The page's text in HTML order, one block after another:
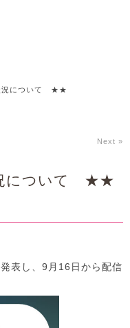
について ★★
Next »
について ★★
表し、9月16日から配信